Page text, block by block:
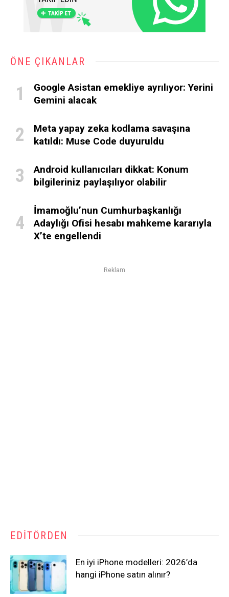
ÖNE ÇIKANLAR
Google Asistan emekliye ayrılıyor: Yerini
Gemini alacak
Meta yapay zeka kodlama savaşına
katıldı: Muse Code duyuruldu
Android kullanıcıları dikkat: Konum
bilgileriniz paylaşılıyor olabilir
İmamoğlu’nun Cumhurbaşkanlığı
Adaylığı Ofisi hesabı mahkeme kararıyla
X’te engellendi
Reklam
EDITÖRDEN
En iyi iPhone modelleri: 2026’da
hangi iPhone satın alınır?